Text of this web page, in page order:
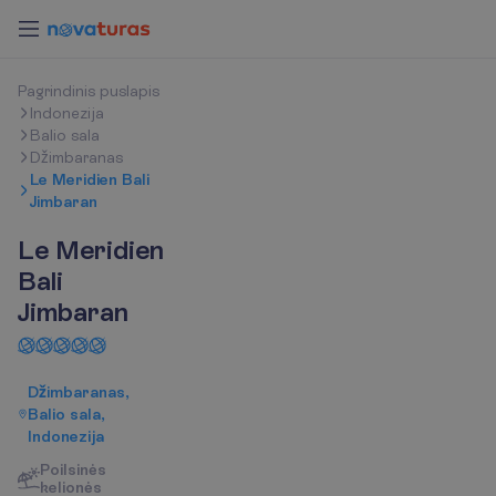
Pagrindinis puslapis
Indonezija
Balio sala
Džimbaranas
Le Meridien Bali
Jimbaran
Le Meridien
Bali
Jimbaran
Džimbaranas,
Balio sala,
Indonezija
Poilsinės
kelionės